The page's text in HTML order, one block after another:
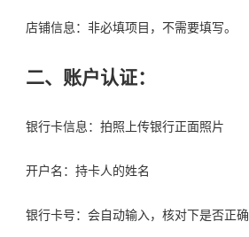
店铺信息：非必填项目，不需要填写。
二、账户认证：
银行卡信息：拍照上传银行正面照片
开户名：持卡人的姓名
银行卡号：会自动输入，核对下是否正确